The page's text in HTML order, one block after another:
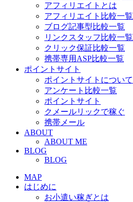
アフィリエイトとは
アフィリエイト比較一覧
ブログ記事型比較一覧
リンクスタッフ比較一覧
クリック保証比較一覧
携帯専用ASP比較一覧
ポイントサイト
ポイントサイトについて
アンケート比較一覧
ポイントサイト
クメールリックで稼ぐ
携帯メール
ABOUT
ABOUT ME
BLOG
BLOG
MAP
はじめに
お小遣い稼ぎとは